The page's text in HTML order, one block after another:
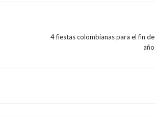
4 fiestas colombianas para el fin de
año